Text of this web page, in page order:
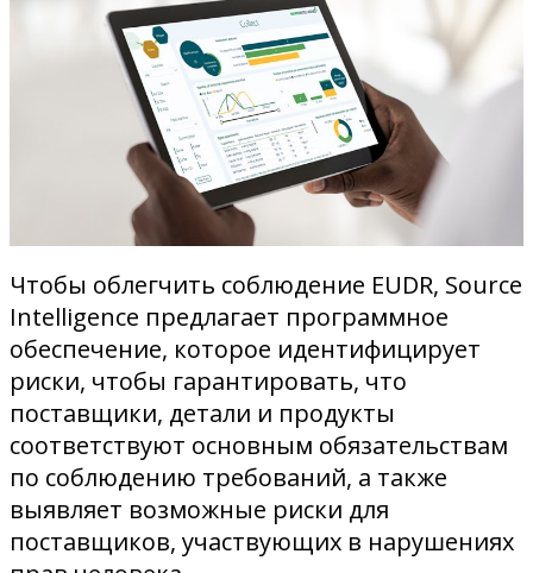
Чтобы облегчить соблюдение EUDR, Source
Intelligence предлагает программное
обеспечение, которое идентифицирует
риски, чтобы гарантировать, что
поставщики, детали и продукты
соответствуют основным обязательствам
по соблюдению требований, а также
выявляет возможные риски для
поставщиков, участвующих в нарушениях